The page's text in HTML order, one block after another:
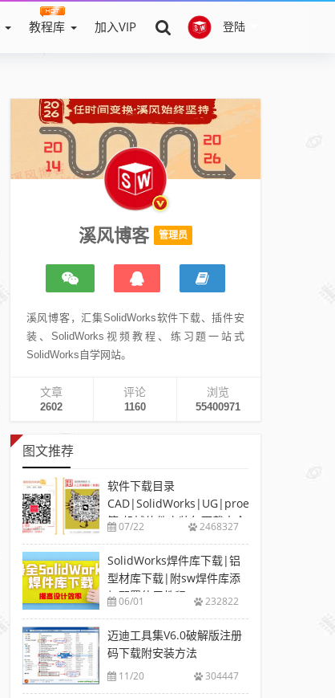
登陆
教程库 加入VIP
溪风博客 管理员
溪风博客，汇集SolidWorks软件下载、插件安
装、SolidWorks视频教程、练习题一站式
SolidWorks自学网站。
文章
2602
评论
1160
浏览
55400971
图文推荐
软件下载目录
CAD|SolidWorks|UG|proe
等-机械软件安装包下载大全
07/22 2468327
SolidWorks焊件库下载|铝
型材库下载|附sw焊件库添
加配置使用教程
06/01 232822
迈迪工具集V6.0破解版注册
码下载附安装方法
11/20 304447